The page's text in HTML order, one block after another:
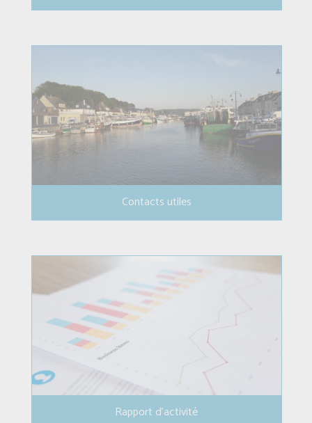
Contacts utiles
Rapport d'activité